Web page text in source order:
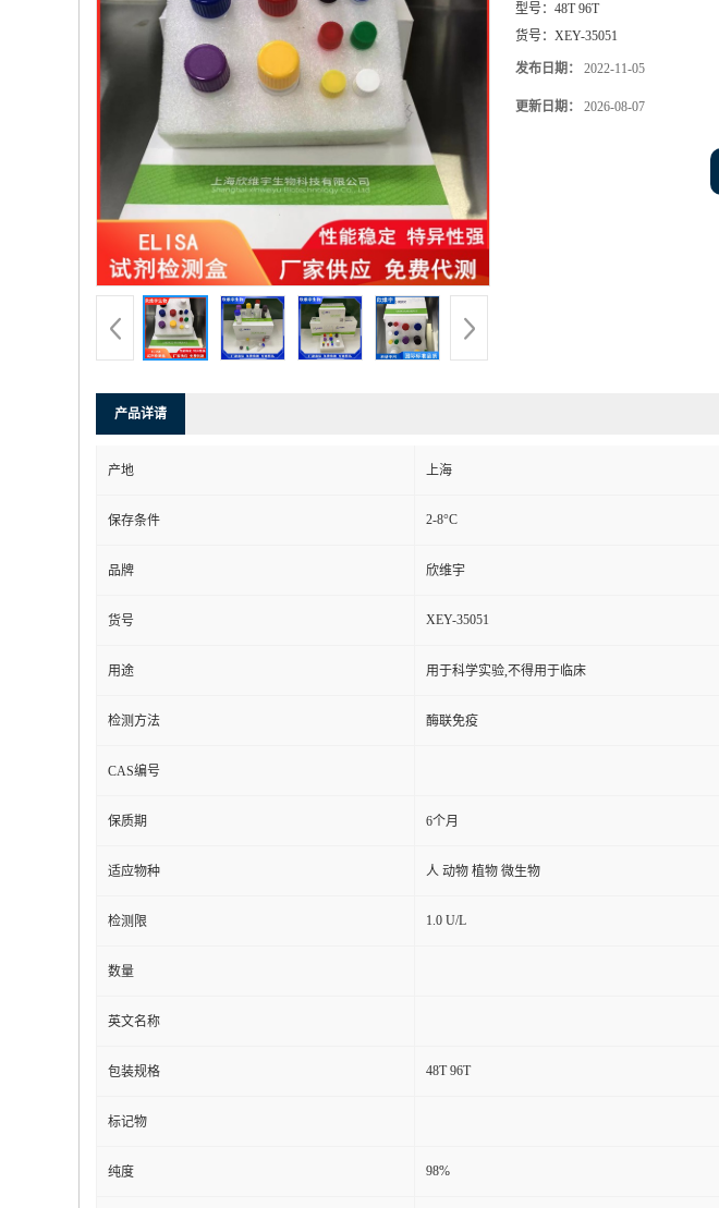
型号： 48T 96T
货号： XEY-35051
发布日期： 2022-11-05
更新日期： 2026-08-07
产品详请
产地 上海
保存条件 2-8°C
品牌 欣维宇
货号 XEY-35051
用途 用于科学实验,不得用于临床
检测方法 酶联免疫
CAS编号
保质期 6个月
适应物种 人 动物 植物 微生物
检测限 1.0 U/L
数量
英文名称
包装规格 48T 96T
标记物
纯度 98%